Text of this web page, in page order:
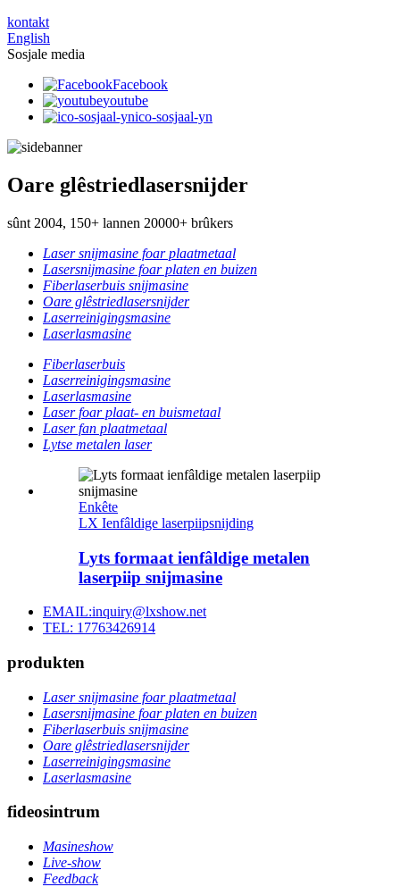
kontakt
English
Sosjale media
Facebook
youtube
ico-sosjaal-yn
Oare glêstriedlasersnijder
sûnt 2004, 150+ lannen 20000+ brûkers
Laser snijmasine foar plaatmetaal
Lasersnijmasine foar platen en buizen
Fiberlaserbuis snijmasine
Oare glêstriedlasersnijder
Laserreinigingsmasine
Laserlasmasine
Fiberlaserbuis
Laserreinigingsmasine
Laserlasmasine
Laser foar plaat- en buismetaal
Laser fan plaatmetaal
Lytse metalen laser
Enkête
LX Ienfâldige laserpiipsnijding
Lyts formaat ienfâldige metalen
laserpiip snijmasine
EMAIL:inquiry@lxshow.net
TEL: 17763426914
produkten
Laser snijmasine foar plaatmetaal
Lasersnijmasine foar platen en buizen
Fiberlaserbuis snijmasine
Oare glêstriedlasersnijder
Laserreinigingsmasine
Laserlasmasine
fideosintrum
Masineshow
Live-show
Feedback